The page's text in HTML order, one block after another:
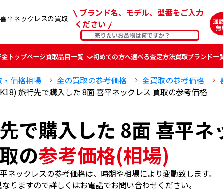
平ネックレスの買取
ブランド名、モデル、型番をご入力
ください
金 トップページ買取品目一覧 初めての方へ選べる査定方法買取ブランド一
価格相場 金の買取の参考価格 金買取の参考価格
旅行先で購入した 8面 喜平ネックレス 買取の参考価格
で購入した 8面 喜平ネ
の参考価格(相場)
ネックレスの参考価格は、時期や相場により変動致します。
りますので詳しくはお電話でお問い合わせください。